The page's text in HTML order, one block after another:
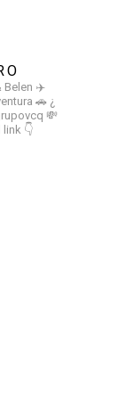
Belen ✈️
🚗 ¿
💸
👇